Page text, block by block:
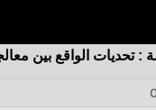
: تحديات الواقع بين